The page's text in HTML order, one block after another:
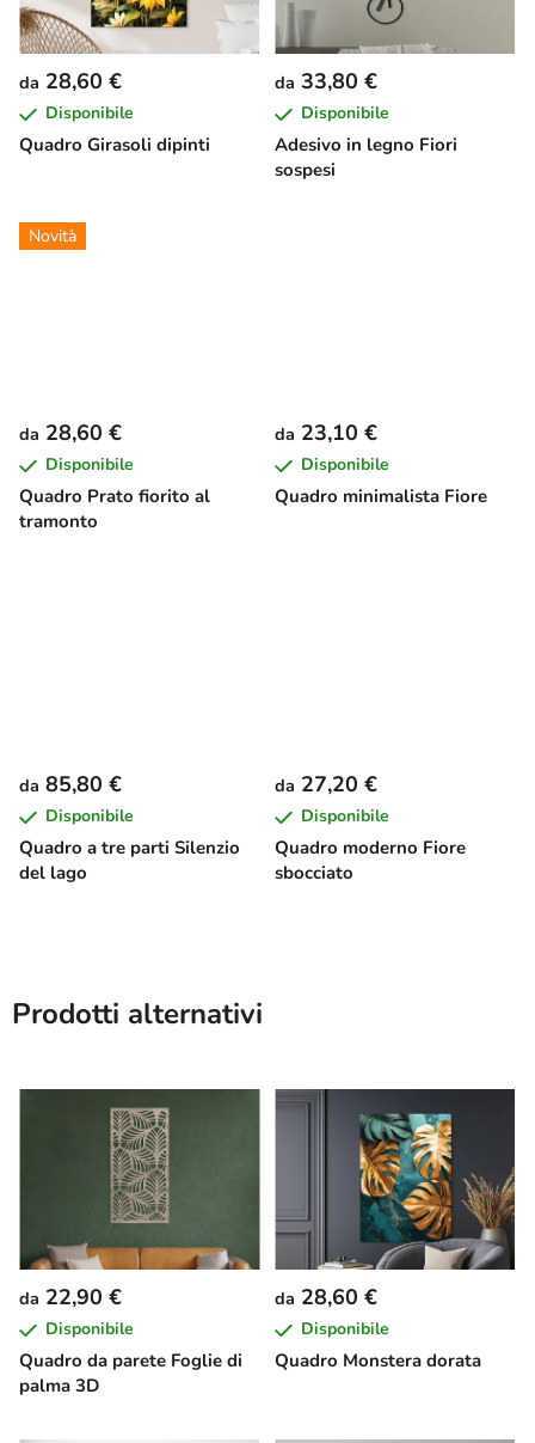
Quadro Girasoli dipinti
da 28,60 €
Disponibile
Adesivo in legno Fiori
sospesi
da 33,80 €
Disponibile
Novità
Quadro Prato fiorito al
tramonto
da 28,60 €
Disponibile
Quadro minimalista Fiore
da 23,10 €
Disponibile
Quadro a tre parti Silenzio
del lago
da 85,80 €
Disponibile
Quadro moderno Fiore
sbocciato
da 27,20 €
Disponibile
Prodotti alternativi
Quadro da parete Foglie di
palma 3D
da 22,90 €
Disponibile
Quadro Monstera dorata
da 28,60 €
Disponibile